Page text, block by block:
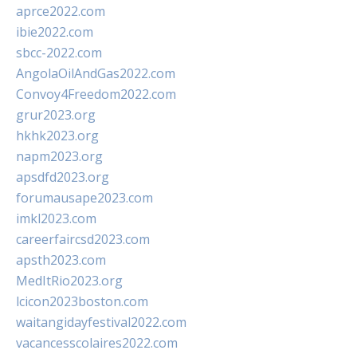
aprce2022.com
ibie2022.com
sbcc-2022.com
AngolaOilAndGas2022.com
Convoy4Freedom2022.com
grur2023.org
hkhk2023.org
napm2023.org
apsdfd2023.org
forumausape2023.com
imkl2023.com
careerfaircsd2023.com
apsth2023.com
MedItRio2023.org
lcicon2023boston.com
waitangidayfestival2022.com
vacancesscolaires2022.com